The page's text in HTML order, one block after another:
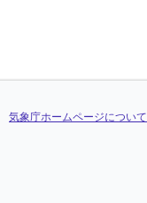
気象庁ホームページについて